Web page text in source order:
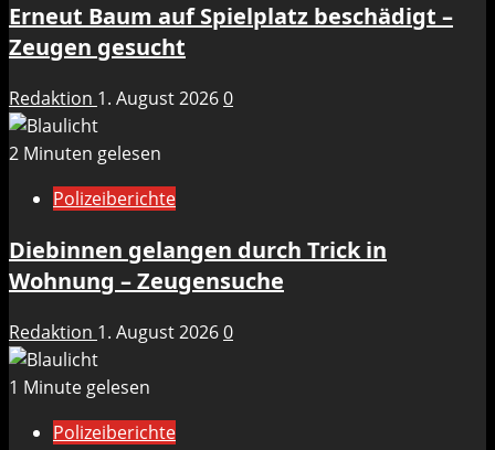
Erneut Baum auf Spielplatz beschädigt –
Zeugen gesucht
Redaktion 1. August 20260
2 Minuten gelesen
Polizeiberichte
Diebinnen gelangen durch Trick in
Wohnung – Zeugensuche
Redaktion 1. August 20260
1 Minute gelesen
Polizeiberichte